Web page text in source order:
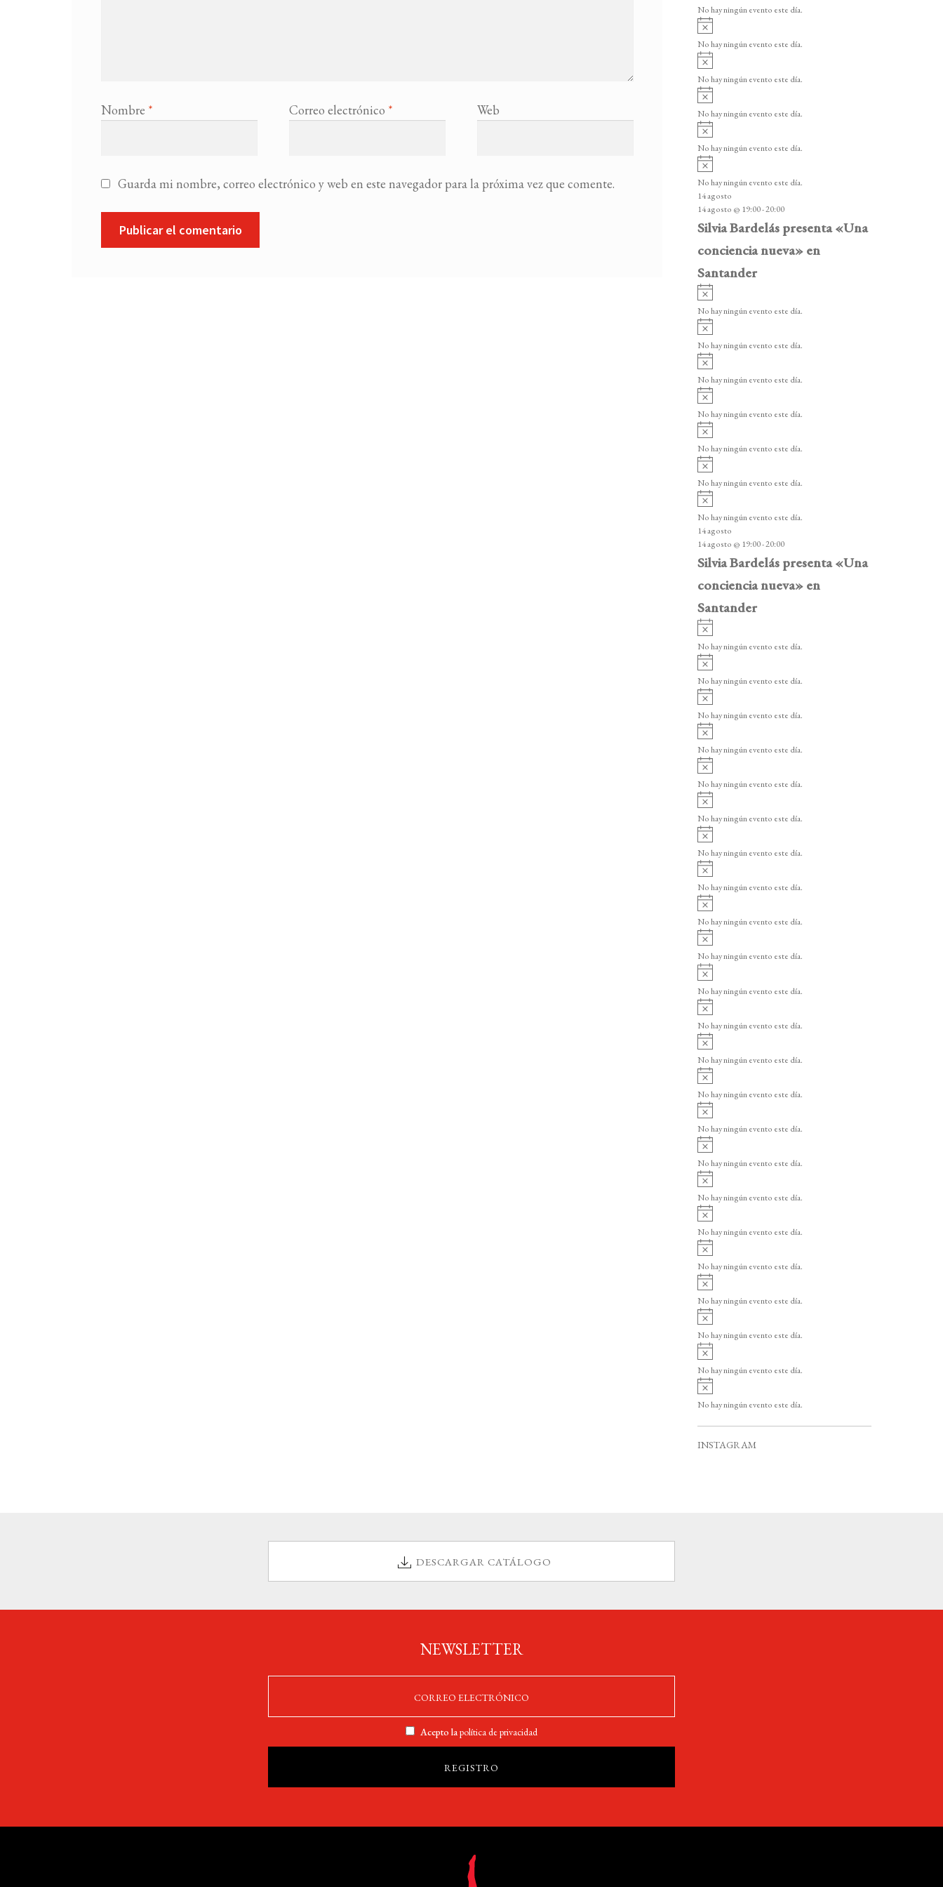
Nombre * Correo electrónico * Web
Guarda mi nombre, correo electrónico y web en este navegador para la próxima vez que comente.
e
n
t
o
s
o
i
o
No hay ningún evento este día.
v
i
o
No hay ningún evento este día.
A
v
i
o
No hay ningún evento este día.
A
v
i
o
No hay ningún evento este día.
v
i
o
No hay ningún evento este día.
v
i
s
o
No hay ningún evento este día.
14 agosto
14 agosto @ 19:00-20:00
Silvia Bardelás presenta «Una
conciencia nueva» en
Santander
v
i
o
No hay ningún evento este día.
v
i
o
No hay ningún evento este día.
v
i
o
No hay ningún evento este día.
v
i
o
No hay ningún evento este día.
v
i
o
No hay ningún evento este día.
v
i
o
No hay ningún evento este día.
v
i
s
o
No hay ningún evento este día.
14 agosto
14 agosto @ 19:00-20:00
Silvia Bardelás presenta «Una
conciencia nueva» en
Santander
A
v
i
o
No hay ningún evento este día.
A
v
i
o
No hay ningún evento este día.
v
i
o
No hay ningún evento este día.
v
i
o
No hay ningún evento este día.
v
i
o
No hay ningún evento este día.
v
i
o
No hay ningún evento este día.
v
i
o
No hay ningún evento este día.
v
i
o
No hay ningún evento este día.
v
i
o
No hay ningún evento este día.
v
i
o
No hay ningún evento este día.
A
v
i
o
No hay ningún evento este día.
A
v
i
o
No hay ningún evento este día.
A
v
i
o
No hay ningún evento este día.
v
i
o
No hay ningún evento este día.
v
i
o
No hay ningún evento este día.
v
i
o
No hay ningún evento este día.
v
i
o
No hay ningún evento este día.
v
i
o
No hay ningún evento este día.
v
i
o
No hay ningún evento este día.
v
i
o
No hay ningún evento este día.
v
i
o
No hay ningún evento este día.
A
v
i
o
No hay ningún evento este día.
A
v
i
No hay ningún evento este día.
INSTAGRAM
DESCARGAR CATÁLOGO
NEWSLETTER
Acepto lapolítica de privacidad